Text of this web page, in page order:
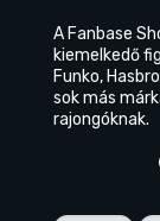
A Fanbase
kiemelkedő
Funko,
sok más
rajongóknak.